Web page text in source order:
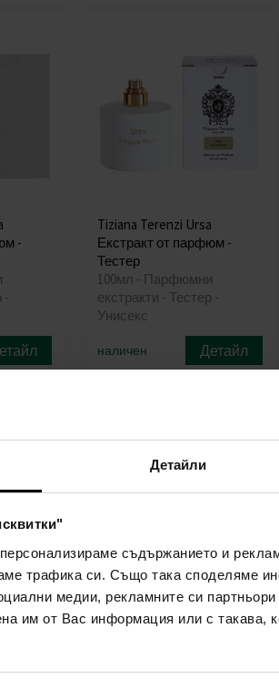
Детайли
съдържанието и
трафика си. Също така споделяме
медии, рекламните си
им от Вас информация или с такава,
-
-
Tiziana Terenzi Ursa
Екстракт от парфюм -
Тестер
100мл - Парфюмни
екстракти - Тестер -
Унисекс
наличен Детайл
-
100мл - Парфюмна вода -